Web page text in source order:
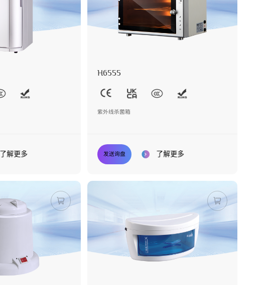
了解更多
H6555
紫外线杀菌箱
发送询盘 了解更多